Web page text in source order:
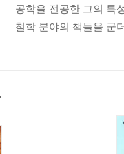
공학을 전공한 그의 특
철학 분야의 책들을 군